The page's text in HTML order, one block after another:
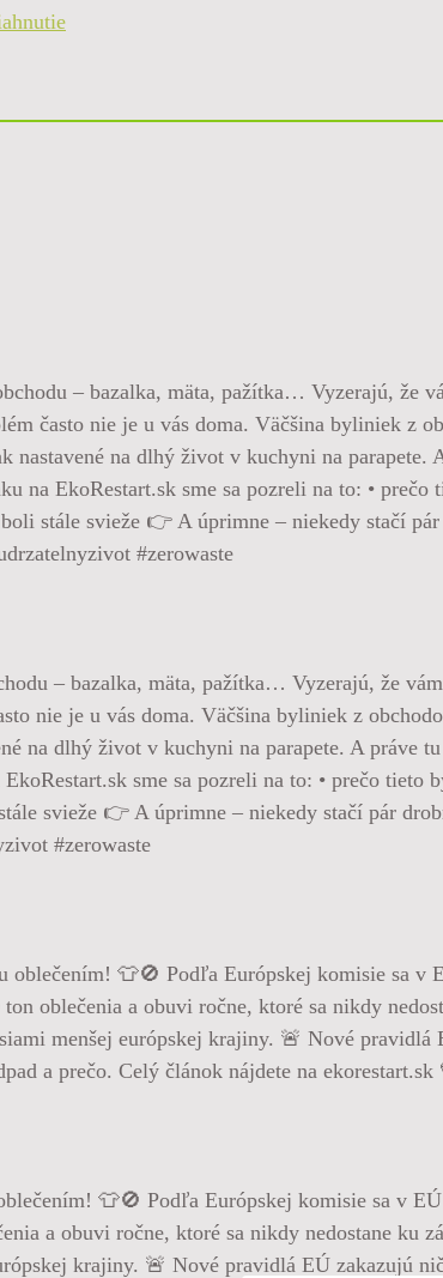
– bazalka, mäta, pažítka… Vyzerajú, že
nie je u vás doma. Väčšina byliniek z
na dlhý život v kuchyni na parapete. A
sme sa pozreli na to: • prečo
svieže 👉 A úprimne – niekedy stačí pár
#zerowaste
👕🚫 Podľa Európskej komisie sa v
a obuvi ročne, ktoré sa nikdy nedostane
krajiny. 🚨 Nové pravidlá EÚ zakazujú